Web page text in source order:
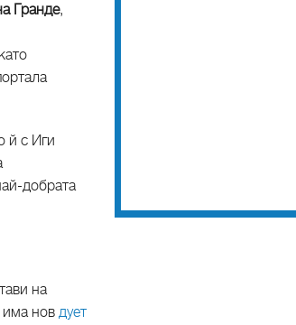
Гранде,
й с Иги
добрата
на
има нов дует